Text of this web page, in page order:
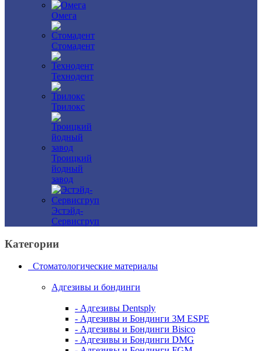
Омега
Стомадент
Технодент
Трилокс
Троицкий
йодный
завод
Эстэйд-
Сервисгруп
Категории
Стоматологические материалы
Адгезивы и бондинги
- Адгезивы Dentsply
- Адгезивы и Бондинги 3M ESPE
- Адгезивы и Бондинги Bisico
- Адгезивы и Бондинги DMG